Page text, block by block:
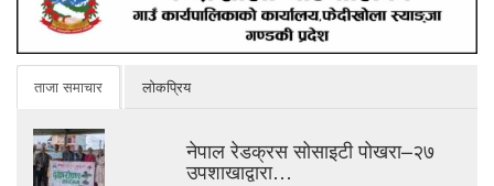
ताजा समाचार लोकप्रिय
नेपाल रेडक्रस सोसाइटी पोखरा–२७
उपशाखाद्वारा…